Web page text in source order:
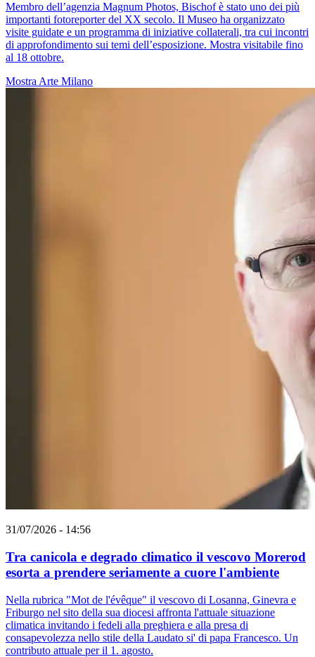
Membro dell’agenzia Magnum Photos, Bischof è stato uno dei più
importanti fotoreporter del XX secolo. Il Museo ha organizzato
visite guidate e un programma di iniziative collaterali, tra cui incontri
di approfondimento sui temi dell’esposizione. Mostra visitabile fino
al 18 ottobre.
Mostra Arte Milano
31/07/2026 - 14:56
Tra canicola e degrado climatico il vescovo Morerod
esorta a prendere seriamente a cuore l'ambiente
Nella rubrica "Mot de l'évêque" il vescovo di Losanna, Ginevra e
Friburgo nel sito della sua diocesi affronta l'attuale situazione
climatica invitando i fedeli alla preghiera e alla presa di
consapevolezza nello stile della Laudato si' di papa Francesco. Un
contributo attuale per il 1. agosto.